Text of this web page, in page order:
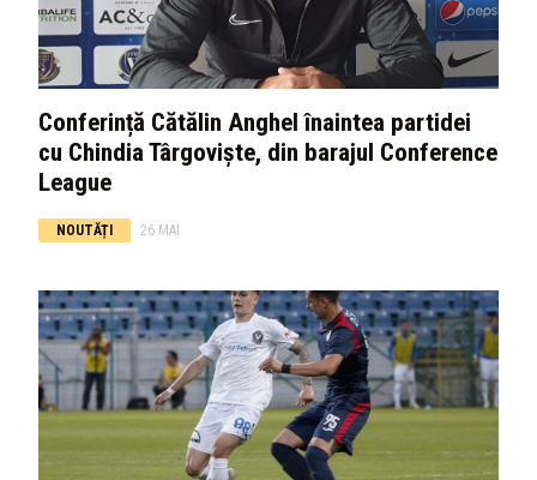
Conferință Cătălin Anghel înaintea partidei
cu Chindia Târgoviște, din barajul Conference
League
NOUTĂȚI 26 MAI